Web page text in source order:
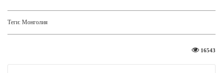
Теги: Монголия
16543